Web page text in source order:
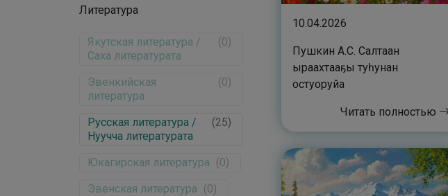
10.04.2026
Пушкин А.С. Салтаан
ыраахтааҕы туһунан
остуоруйа
Читать полностью
Литература
Якутская литература /
Саха литературата
(0)
Эвенкийская
литература
(0)
Русская литература /
Нуучча литературата
(25)
Юкагирская литература (0)
Эвенская литература (0)